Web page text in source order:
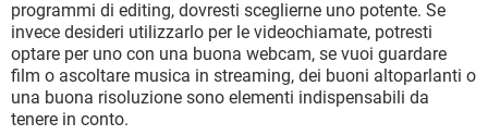
programmi di editing, dovresti sceglierne uno potente. Se
invece desideri utilizzarlo per le videochiamate, potresti
optare per uno con una buona webcam, se vuoi guardare
film o ascoltare musica in streaming, dei buoni altoparlanti o
una buona risoluzione sono elementi indispensabili da
tenere in conto.